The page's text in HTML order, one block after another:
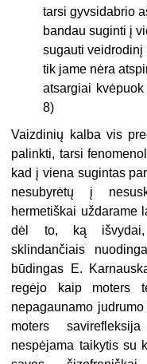
tarsi gyvsidabrio
bandau suginti į
sugauti veidrodinį
tik jame nėra
atsargiai kvėpuok
8)
Vaizdinių kalba vis
palinkti, tarsi
kad į viena sugintas
nesubyrėtų į
hermetiškai uždarame
dėl to, ką išvydai,
sklindančiais
būdingas E.
regėjo kaip moters
nepagaunamo
moters
nespėjama taikytis su